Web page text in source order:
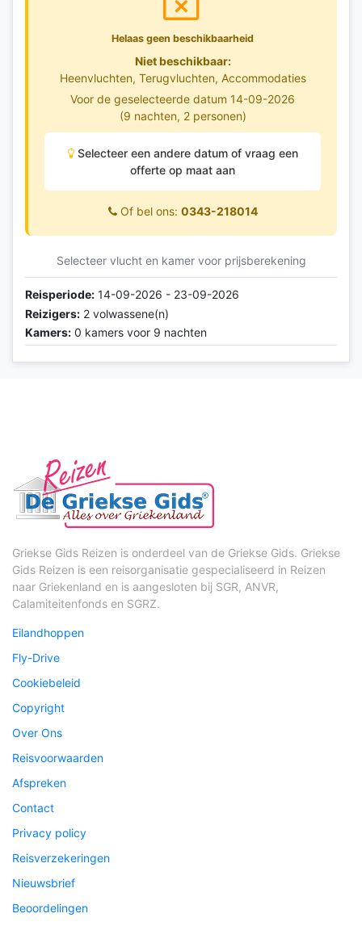
Helaas geen beschikbaarheid
Niet beschikbaar:
Heenvluchten, Terugvluchten, Accommodaties
Voor de geselecteerde datum 14-09-2026
(9 nachten, 2 personen)
Selecteer een andere datum of vraag een
offerte op maat aan
Of bel ons: 0343-218014
Selecteer vlucht en kamer voor prijsberekening
Reisperiode: 14-09-2026 - 23-09-2026
Reizigers: 2 volwassene(n)
Kamers: 0 kamers voor 9 nachten
Griekse Gids Reizen is onderdeel van de Griekse Gids. Griekse
Gids Reizen is een reisorganisatie gespecialiseerd in Reizen
naar Griekenland en is aangesloten bij SGR, ANVR,
Calamiteitenfonds en SGRZ.
Eilandhoppen
Fly-Drive
Cookiebeleid
Copyright
Over Ons
Reisvoorwaarden
Afspreken
Contact
Privacy policy
Reisverzekeringen
Nieuwsbrief
Beoordelingen